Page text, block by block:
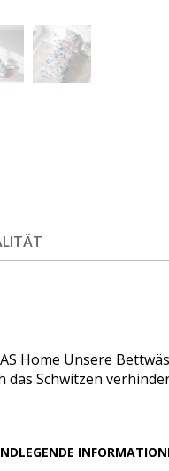
Home Unsere
das Schwitzen